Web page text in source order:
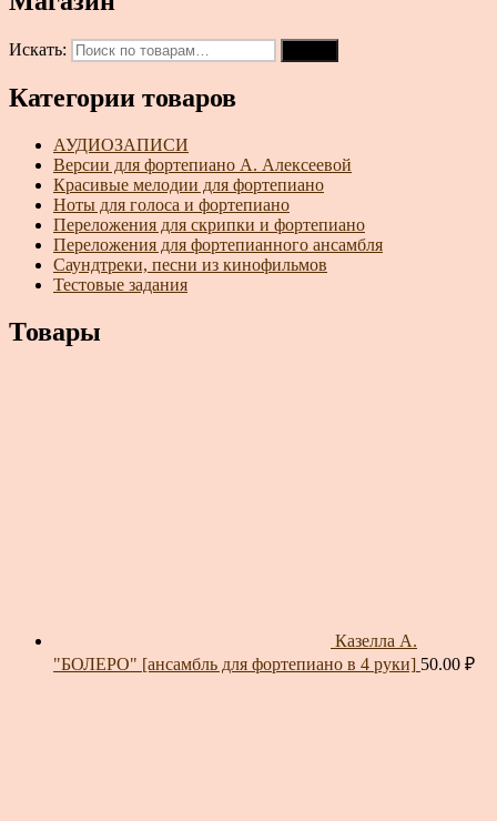
Искать:
Категории товаров
АУДИОЗАПИСИ
Версии для фортепиано А. Алексеевой
Красивые мелодии для фортепиано
Ноты для голоса и фортепиано
Переложения для скрипки и фортепиано
Переложения для фортепианного ансамбля
Саундтреки, песни из кинофильмов
Тестовые задания
Товары
Казелла А.
"БОЛЕРО" [ансамбль для фортепиано в 4 руки] 50.00 ₽